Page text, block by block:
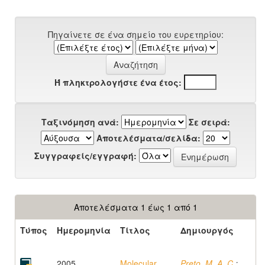
Πηγαίνετε σε ένα σημείο του ευρετηρίου:
Ή πληκτρολογήστε ένα έτος:
Ταξινόμηση ανά:
Σε σειρά:
Αποτελέσματα/σελίδα:
Συγγραφείς/εγγραφή:
Αποτελέσματα 1 έως 1 από 1
Τύπος
Ημερομηνία Τίτλος Δημιουργός